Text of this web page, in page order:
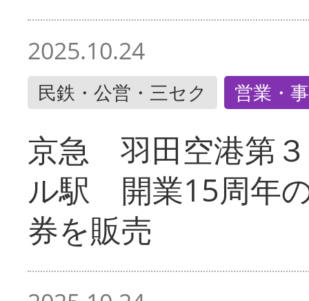
2025.10.24
民鉄・公営・三セク 営業・
京急 羽田空港第
ル駅 開業15周年
券を販売